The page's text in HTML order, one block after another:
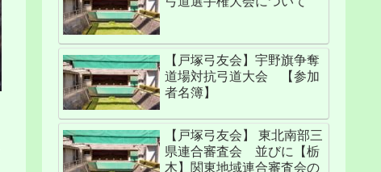
【戸塚弓友会】宇野旗争奪
道場対抗弓道大会 【参加
者名簿】
【戸塚弓友会】 東北南部三
県連合審査会 並びに【栃
木】関東地域連合審査会の